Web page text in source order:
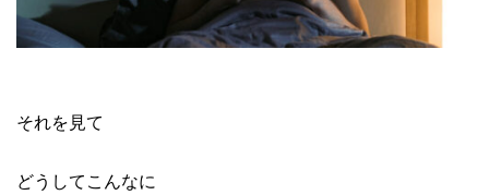
それを見て
どうしてこんなに